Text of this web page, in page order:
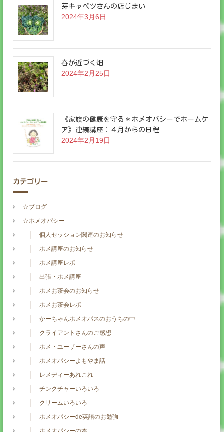
芽キャベツさんの店じまい
2024年3月6日
春が近づく畑
2024年2月25日
《家族の健康を守る＊ホメオパシーでホームケ
ア》連続講座：４月からの日程
2024年2月19日
カテゴリー
☆ブログ
☆ホメオパシー
├ 個人セッション関連のお知らせ
├ ホメ講座のお知らせ
├ ホメ講座レポ
├ 出張・ホメ講座
├ ホメお茶会のお知らせ
├ ホメお茶会レポ
├ かーちゃんホメオパスのおうちの中
├ クライアントさんのご感想
├ ホメ・ユーザーさんの声
├ ホメオパシーよもやま話
├ レメディーあれこれ
├ チンクチャーいろいろ
├ クリームいろいろ
├ ホメオパシーde英語のお勉強
├ ホメオパシーの本